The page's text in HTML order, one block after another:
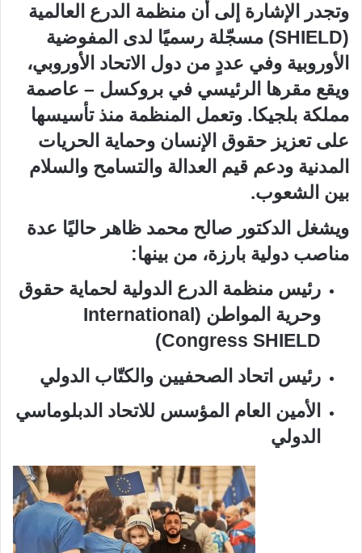
وتجدر الإشارة إلى أن منظمة الدرع العالمية
(SHIELD) مسجّلة رسميًا لدى المفوضية
الأوروبية وفي عددٍ من دول الاتحاد الأوروبي،
ويقع مقرها الرئيسي في بروكسل – عاصمة
مملكة بلجيكا. وتعمل المنظمة منذ تأسيسها
على تعزيز حقوق الإنسان وحماية الحريات
المدنية ودعم قيم العدالة والتسامح والسلام
بين الشعوب.
ويشغل الدكتور صالح محمد ظاهر حاليًا عدة
مناصب دولية بارزة، من بينها:
رئيس منظمة الدرع الدولية لحماية حقوق
وحرية المواطن (International
Congress SHIELD)
رئيس اتحاد الصحفيين والكتّاب الدولي
الأمين العام المؤسس للاتحاد الدبلوماسي
الدولي